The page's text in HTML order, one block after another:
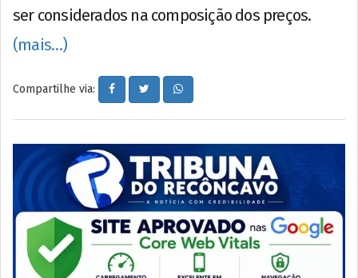
ser considerados na composição dos preços.
(mais…)
Compartilhe via: